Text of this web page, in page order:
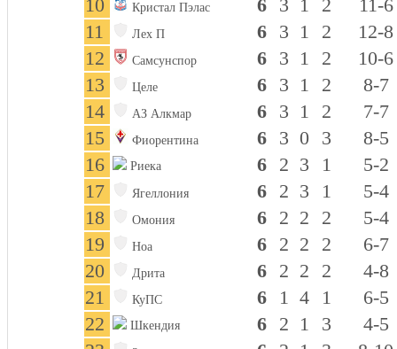
10
Кристал Пэлас 6 3 1 2
11-6
11
Лех П 6 3 1 2
12-8
12
Самсунспор 6 3 1 2
10-6
13
Целе 6 3 1 2
8-7
14
АЗ Алкмар 6 3 1 2
7-7
15
Фиорентина 6 3 0 3
8-5
16
Риека 6 2 3 1
5-2
17
Ягеллония 6 2 3 1
5-4
18
Омония 6 2 2 2
5-4
19
Ноа 6 2 2 2
6-7
20
Дрита 6 2 2 2
4-8
21
КуПС 6 1 4 1
6-5
22
Шкендия 6 2 1 3
4-5